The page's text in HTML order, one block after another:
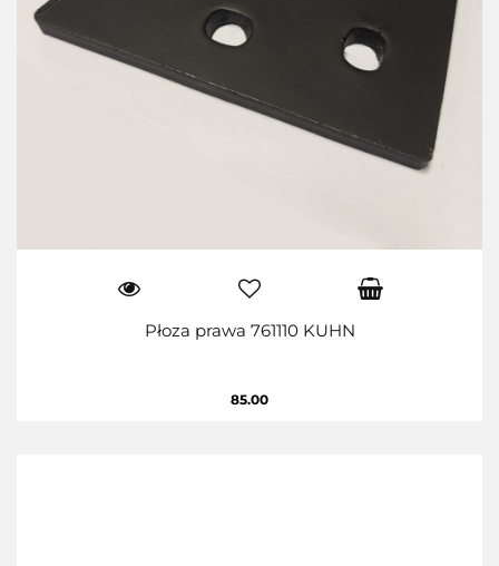
Płoza prawa 761110 KUHN
85.00